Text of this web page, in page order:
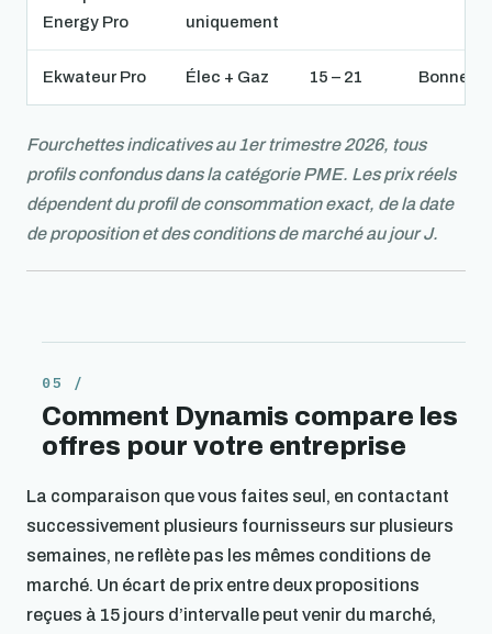
Energy Pro
uniquement
Ekwateur Pro Élec + Gaz 15 – 21 Bonne
Fourchettes indicatives au 1er trimestre 2026, tous
profils confondus dans la catégorie PME. Les prix réels
dépendent du profil de consommation exact, de la date
de proposition et des conditions de marché au jour J.
Comment Dynamis compare les
offres pour votre entreprise
La comparaison que vous faites seul, en contactant
successivement plusieurs fournisseurs sur plusieurs
semaines, ne reflète pas les mêmes conditions de
marché. Un écart de prix entre deux propositions
reçues à 15 jours d’intervalle peut venir du marché,